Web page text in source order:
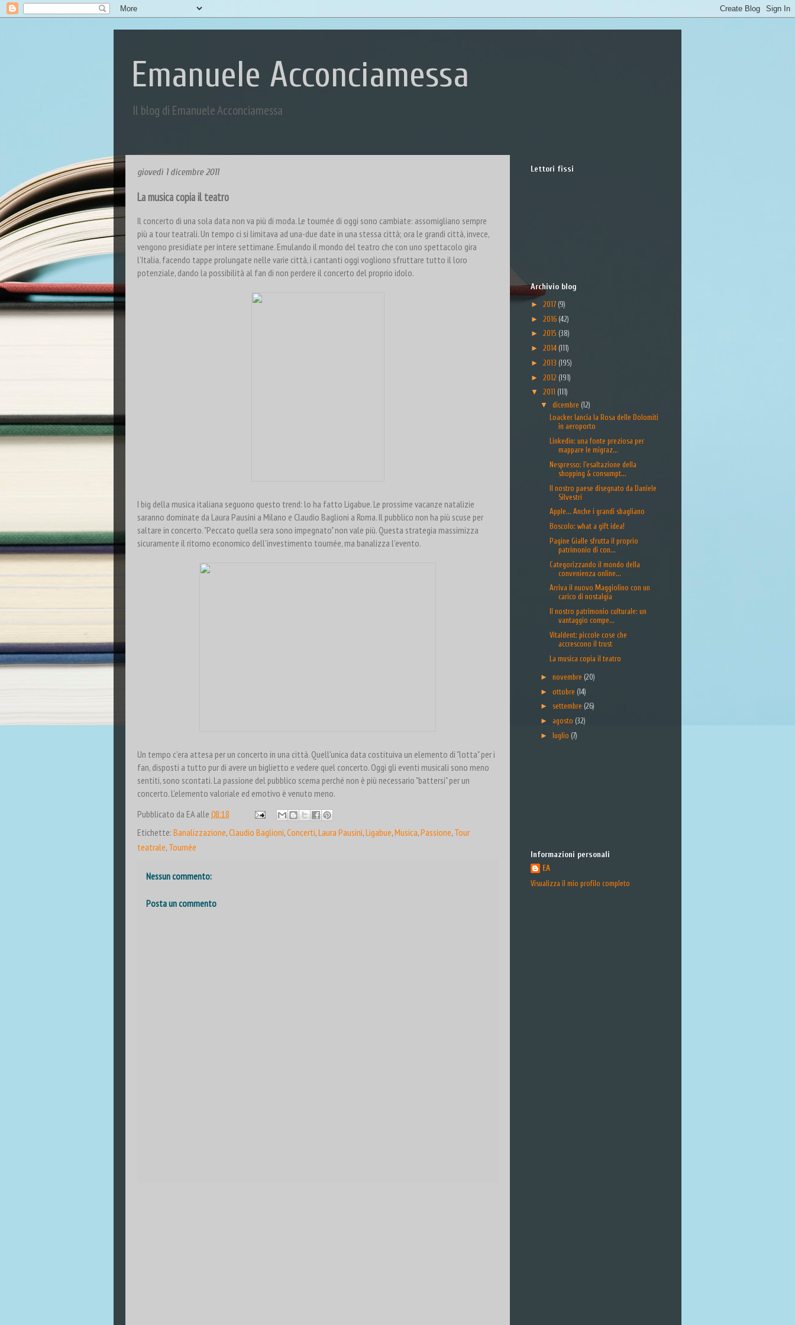
Emanuele Acconciamessa
Il blog di Emanuele Acconciamessa
giovedì 1 dicembre 2011
La musica copia il teatro
Il concerto di una sola data non va più di moda. Le tournée di oggi sono cambiate: assomigliano sempre
più a tour teatrali. Un tempo ci si limitava ad una-due date in una stessa città; ora le grandi città, invece,
vengono presidiate per intere settimane. Emulando il mondo del teatro che con uno spettacolo gira
l'Italia, facendo tappe prolungate nelle varie città, i cantanti oggi vogliono sfruttare tutto il loro
potenziale, dando la possibilità al fan di non perdere il concerto del proprio idolo.
I big della musica italiana seguono questo trend: lo ha fatto Ligabue. Le prossime vacanze natalizie
saranno dominate da Laura Pausini a Milano e Claudio Baglioni a Roma. Il pubblico non ha più scuse per
saltare in concerto. "Peccato quella sera sono impegnato" non vale più. Questa strategia massimizza
sicuramente il ritorno economico dell'investimento tournée, ma banalizza l'evento.
Un tempo c'era attesa per un concerto in una città. Quell'unica data costituiva un elemento di "lotta" per i
fan, disposti a tutto pur di avere un biglietto e vedere quel concerto. Oggi gli eventi musicali sono meno
sentiti, sono scontati. La passione del pubblico scema perché non è più necessario "battersi" per un
concerto. L'elemento valoriale ed emotivo è venuto meno.
Pubblicato da EA alle 08:18
Etichette: Banalizzazione,Claudio Baglioni,Concerti,Laura Pausini,Ligabue,Musica,Passione, Tour
teatrale, Tournée
Nessun commento:
Posta un commento
Lettori fissi
Archivio blog
► 2017 (9)
► 2016 (42)
► 2015 (38)
► 2014 (111)
► 2013 (195)
► 2012 (191)
▼ 2011 (111)
▼ dicembre (12)
Loacker lancia la Rosa delle Dolomiti
in aeroporto
Linkedin: una fonte preziosa per
mappare le migraz...
Nespresso: l'esaltazione della
shopping & consumpt...
Il nostro paese disegnato da Daniele
Silvestri
Apple... Anche i grandi sbagliano
Boscolo: what a gift idea!
Pagine Gialle sfrutta il proprio
patrimonio di con...
Categorizzando il mondo della
convenienza online...
Arriva il nuovo Maggiolino con un
carico di nostalgia
Il nostro patrimonio culturale: un
vantaggio compe...
Vitaldent: piccole cose che
accrescono il trust
La musica copia il teatro
► novembre (20)
► ottobre (14)
► settembre (26)
► agosto (32)
►
luglio (7)
Informazioni personali
EA
Visualizza il mio profilo completo